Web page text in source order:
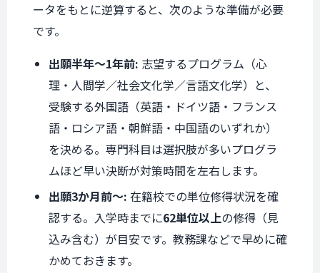
ータをもとに逆算すると、次のような準備が必要
です。
出願半年〜1年前: 志望するプログラム（心
理・人間学／社会文化学／言語文化学）と、
受験する外国語（英語・ドイツ語・フランス
語・ロシア語・朝鮮語・中国語のいずれか）
を決める。専門科目は選択肢が多いプログラ
ムほど早い決断が対策時間を左右します。
出願3か月前〜: 在籍校での単位修得状況を確
認する。入学時までに62単位以上の修得（見
込み含む）が目安です。教務課などで早めに確
かめておきます。